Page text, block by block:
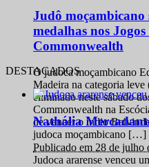
Judô moçambicano
medalhas nos Jogos
Commonwealth
O judoca moçambicano
Madeira na categoria
eliminado neste sábado
Commonwealth na
de vencer o índio
judoca moçambicano […]
DESTACADOS
Nathália
Publicado em 28 de julho
Judoca ararense venceu